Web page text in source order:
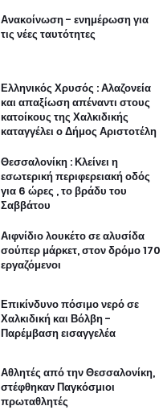
Ανακοίνωση - ενημέρωση για
τις νέες ταυτότητες
Ελληνικός Χρυσός : Αλαζονεία
και απαξίωση απέναντι στους
κατοίκους της Χαλκιδικής
καταγγέλει ο Δήμος Αριστοτέλη
Θεσσαλονίκη : Κλείνει η
εσωτερική περιφερειακή οδός
για 6 ώρες , το βράδυ του
Σαββάτου
Αιφνίδιο λουκέτο σε αλυσίδα
σούπερ μάρκετ, στον δρόμο 170
εργαζόμενοι
Επικίνδυνο πόσιμο νερό σε
Χαλκιδική και Βόλβη -
Παρέμβαση εισαγγελέα
Αθλητές από την Θεσσαλονίκη,
στέφθηκαν Παγκόσμιοι
πρωταθλητές